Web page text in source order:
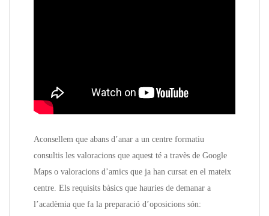
Aconsellem que abans d’anar a un centre formatiu
consultis les valoracions que aquest té a travès de Google
Maps o valoracions d’amics que ja han cursat en el mateix
centre. Els requisits bàsics que hauries de demanar a
l’acadèmia que fa la preparació d’oposicions són: